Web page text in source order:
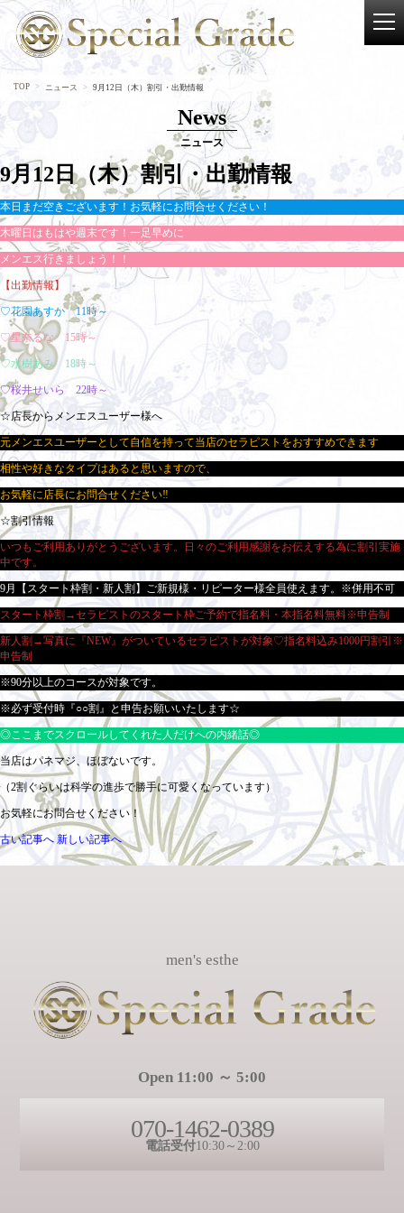
TOP ニュース 9月12日（木）割引・出勤情報
News
ニュース
9月12日（木）割引・出勤情報
本日まだ空きございます！お気軽にお問合せください！
木曜日はもはや週末です！一足早めに
メンエス行きましょう！！
【出勤情報】
♡花園あすか 11時～
♡星奈るな 15時～
♡水樹あみ 18時～
♡桜井せいら 22時～
☆店長からメンエスユーザー様へ
元メンエスユーザーとして自信を持って当店のセラピストをおすすめできます
相性や好きなタイプはあると思いますので、
お気軽に店長にお問合せください‼
☆割引情報
いつもご利用ありがとうございます。日々のご利用感謝をお伝えする為に割引実施
中です。
9月【スタート枠割・新人割】ご新規様・リピーター様全員使えます。※併用不可
スタート枠割→セラピストのスタート枠ご予約で指名料・本指名料無料※申告制
新人割→写真に『NEW』がついているセラピストが対象♡指名料込み1000円割引※
申告制
※90分以上のコースが対象です。
※必ず受付時『○○割』と申告お願いいたします☆
◎ここまでスクロールしてくれた人だけへの内緒話◎
当店はパネマジ、ほぼないです。
（2割ぐらいは科学の進歩で勝手に可愛くなっています）
お気軽にお問合せください！
古い記事へ 新しい記事へ
men's esthe
Open 11:00 ～ 5:00
070-1462-0389
電話受付10:30～2:00